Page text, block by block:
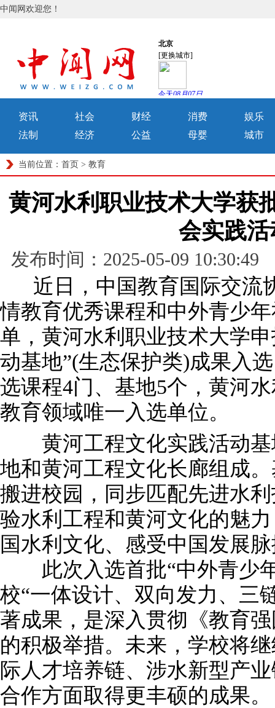
中闻网欢迎您！
资讯 社会 财经 消费
娱乐
法制
经济 公益 母婴 城市
当前位置： 首页 > 教育
黄河水利职业技术大学获
会实践
发布时间：2025-05-09
近日，中国教育国际交流
情教育优秀课程和中外青少
单，黄河水利职业技术大学
动基地”(生态保护类)成果入
选课程4门、基地5个，黄河
教育领域唯一入选单位。
黄河工程文化实践活动基
地和黄河工程文化长廊组成
搬进校园，同步匹配先进水
验水利工程和黄河文化的魅
国水利文化、感受中国发展
此次入选首批“中外青少
校“一体设计、双向发力、三
著成果，是深入贯彻《教育
的积极举措。未来，学校将
际人才培养链、涉水新型产
合作方面取得更丰硕的成果。